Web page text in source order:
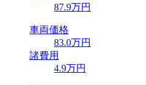
87.9万円
車両価格
83.0万円
諸費用
4.9万円